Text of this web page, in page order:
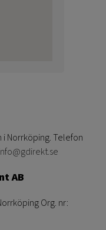
i Norrköping. Telefon
AB
Org. nr: